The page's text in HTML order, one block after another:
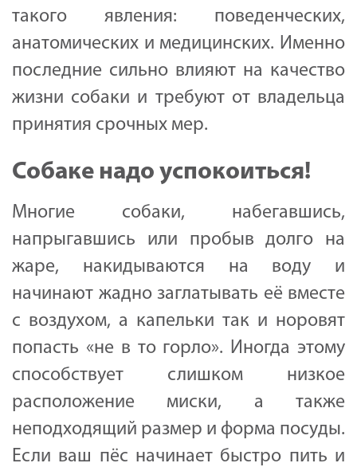
такого явления: поведенческих,
анатомических и медицинских. Именно
последние сильно влияют на качество
жизни собаки и требуют от владельца
принятия срочных мер.
Собаке надо успокоиться!
Многие собаки, набегавшись,
напрыгавшись или пробыв долго на
жаре, накидываются на воду и
начинают жадно заглатывать её вместе
с воздухом, а капельки так и норовят
попасть «не в то горло». Иногда этому
способствует слишком низкое
расположение миски, а также
неподходящий размер и форма посуды.
Если ваш пёс начинает быстро пить и